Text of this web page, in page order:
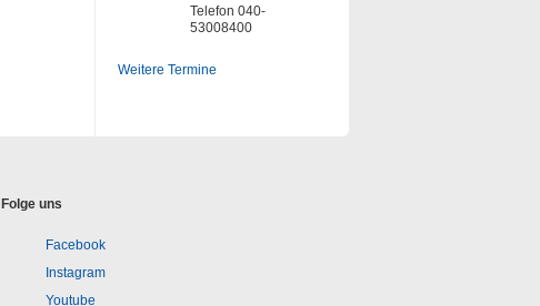
Telefon 040-
53008400
Weitere Termine
Folge uns
Facebook
Instagram
Youtube